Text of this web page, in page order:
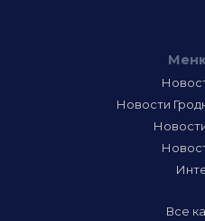
Новости
Все